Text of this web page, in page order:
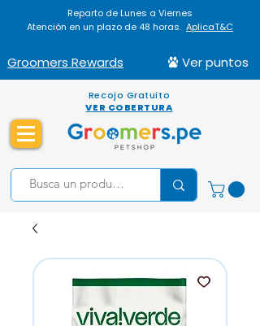
Reparto de Lunes a Viernes
Atención en un plazo de 48 horas. AplicaT&C
Groomers Rewards Ver puntos
Recojo Gratuito
VER COBERTURA